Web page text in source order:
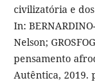
civilizatória e
In:
Nelson;
pensamento
Autêntica, 2019.